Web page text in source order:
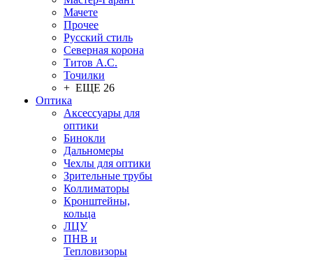
Мачете
Прочее
Русский стиль
Северная корона
Титов А.С.
Точилки
+ ЕЩЕ 26
Оптика
Аксессуары для
оптики
Бинокли
Дальномеры
Чехлы для оптики
Зрительные трубы
Коллиматоры
Кронштейны,
кольца
ЛЦУ
ПНВ и
Тепловизоры